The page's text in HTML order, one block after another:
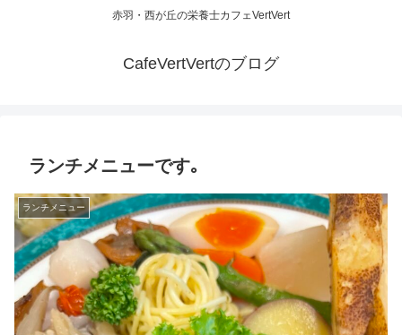
赤羽・西が丘の栄養士カフェVertVert
CafeVertVertのブログ
ランチメニューです｡
ランチメニュー